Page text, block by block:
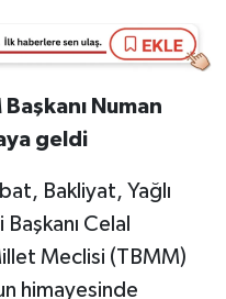
Numan
geldi
Bakliyat, Yağlı
Celal
Meclisi (TBMM)
himayesinde